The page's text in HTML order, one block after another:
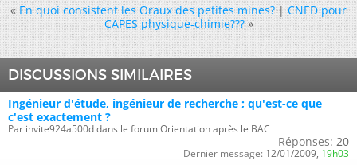
« En quoi consistent les Oraux des petites mines?|CNED pour
CAPES physique-chimie??? »
DISCUSSIONS SIMILAIRES
Ingénieur d'étude, ingénieur de recherche ; qu'est-ce que
c'est exactement ?
Par invite924a500d dans le forum Orientation après le BAC
Réponses: 20
Dernier message: 12/01/2009, 19h03